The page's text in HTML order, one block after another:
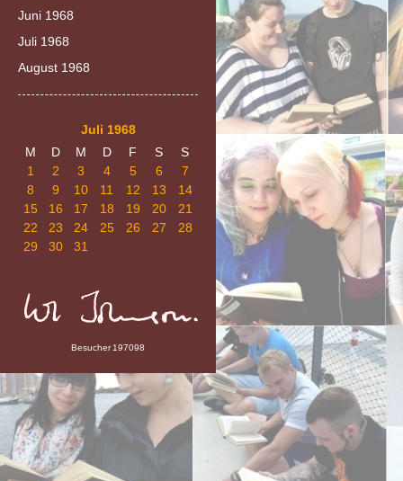
Juni 1968
Juli 1968
August 1968
Juli 1968
M
D M D F S
S
1
2 3 4 5 6
7
8
9 10 11 12 13
14
15
16 17 18 19 20
21
22
23 24 25 26 27
28
29
30 31
Besucher 197098